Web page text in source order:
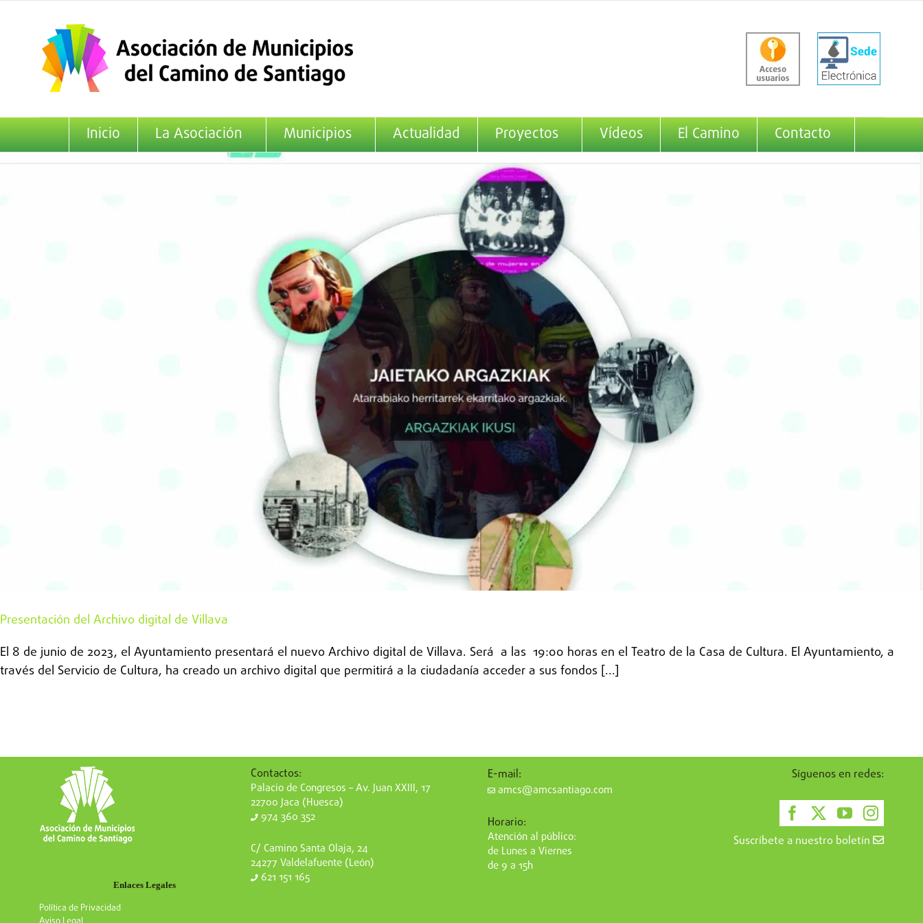
contenido
Inicio La Asociación Municipios Actualidad Proyectos Vídeos El Camino Contacto
Presentación del Archivo digital de Villava
El 8 de junio de 2023, el Ayuntamiento presentará el nuevo Archivo digital de Villava. Será a las 19:00 horas en el Teatro de la Casa de Cultura. El Ayuntamiento, a
través del Servicio de Cultura, ha creado un archivo digital que permitirá a la ciudadanía acceder a sus fondos [...]
Enlaces Legales
Política de Privacidad
Contactos:
Palacio de Congresos – Av. Juan XXIII, 17
22700 Jaca (Huesca)
974 360 352
C/ Camino Santa Olaja, 24
24277 Valdelafuente (León)
621 151 165
E-mail:
amcs@amcsantiago.com
Horario:
Atención al público:
de Lunes a Viernes
de 9 a 15h
Síguenos en redes:
Suscríbete a nuestro boletín